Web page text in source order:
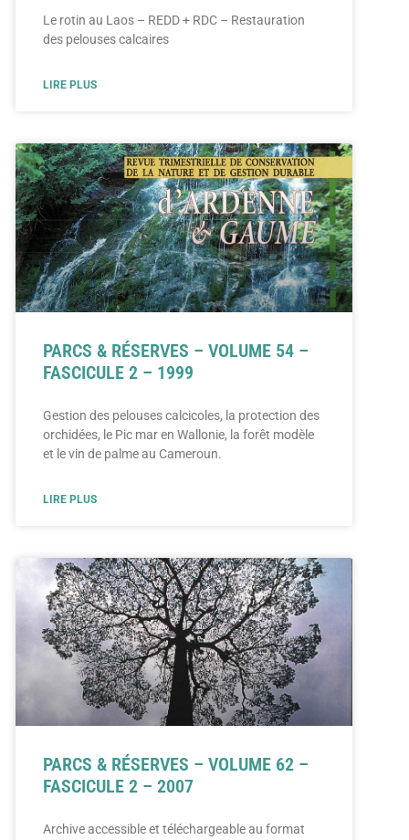
Le rotin au Laos – REDD + RDC – Restauration
des pelouses calcaires
LIRE PLUS
PARCS & RÉSERVES – VOLUME 54 –
FASCICULE 2 – 1999
Gestion des pelouses calcicoles, la protection des
orchidées, le Pic mar en Wallonie, la forêt modèle
et le vin de palme au Cameroun.
LIRE PLUS
PARCS & RÉSERVES – VOLUME 62 –
FASCICULE 2 – 2007
Archive accessible et téléchargeable au format